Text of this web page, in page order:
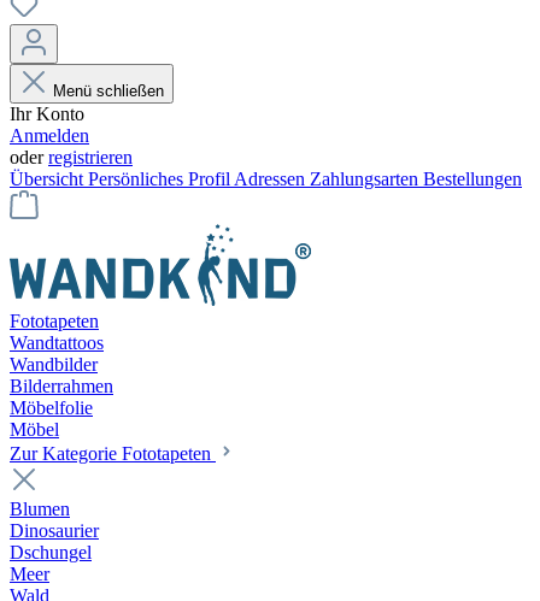
Menü schließen
Ihr Konto
Anmelden
oderregistrieren
Übersicht Persönliches Profil Adressen Zahlungsarten Bestellungen
Fototapeten
Wandtattoos
Wandbilder
Bilderrahmen
Möbelfolie
Möbel
Zur Kategorie Fototapeten
Blumen
Dinosaurier
Dschungel
Meer
Wald